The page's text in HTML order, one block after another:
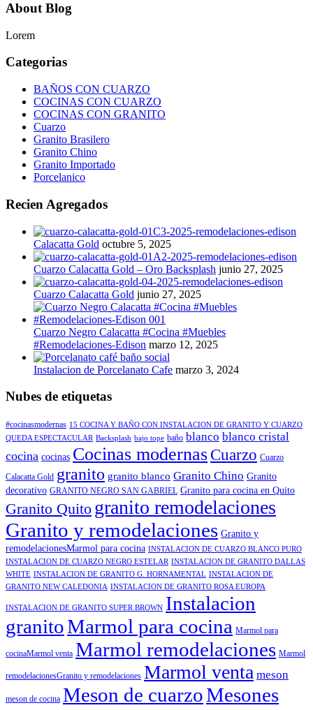
About Blog
Lorem
Categorias
BAÑOS CON CUARZO
COCINAS CON CUARZO
COCINAS CON GRANITO
Cuarzo
Granito Brasilero
Granito Chino
Granito Importado
Porcelanico
Recien Agregados
Calacatta Gold octubre 5, 2025
Cuarzo Calacatta Gold – Oro Backsplash junio 27, 2025
Cuarzo Calacatta Gold junio 27, 2025
Cuarzo Negro Calacatta #Cocina #Muebles
#Remodelaciones-Edison marzo 12, 2025
Instalacion de Porcelanato Cafe marzo 3, 2024
Nubes de etiquetas
#cocinasmodernas 15 COCINA Y BAÑO CON INSTALACION DE GRANITO Y CUARZO
QUEDA ESPECTACULAR Backsplash bajo tope baño blanco blanco cristal
cocina cocinas Cocinas modernas Cuarzo Cuarzo
Calacatta Gold granito granito blanco Granito Chino Granito
decorativo GRANITO NEGRO SAN GABRIEL Granito para cocina en Quito
Granito Quito granito remodelaciones
Granito y remodelaciones Granito y
remodelacionesMarmol para cocina INSTALACION DE CUARZO BLANCO PURO
INSTALACION DE CUARZO NEGRO ESTELAR INSTALACION DE GRANITO DALLAS
WHITE INSTALACION DE GRANITO G. HORNAMENTAL INSTALACION DE
GRANITO NEW CALEDONIA INSTALACION DE GRANITO ROSA EUROPA
INSTALACION DE GRANITO SUPER BROWN Instalacion
granitoMarmol para cocina Marmol para
cocinaMarmol venta Marmol remodelaciones Marmol
remodelacionesGranito y remodelaciones Marmol venta meson
meson de cocina Meson de cuarzoMesones